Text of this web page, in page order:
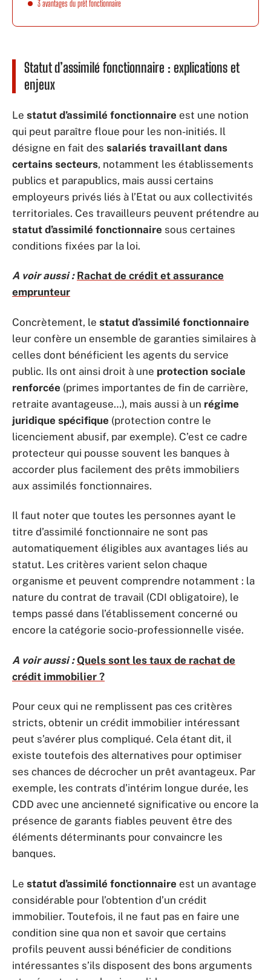
3 avantages du prêt fonctionnaire
Statut d’assimilé fonctionnaire : explications et
enjeux
Le statut d’assimilé fonctionnaire est une notion
qui peut paraître floue pour les non-initiés. Il
désigne en fait des salariés travaillant dans
certains secteurs, notamment les établissements
publics et parapublics, mais aussi certains
employeurs privés liés à l’Etat ou aux collectivités
territoriales. Ces travailleurs peuvent prétendre au
statut d’assimilé fonctionnaire sous certaines
conditions fixées par la loi.
A voir aussi : Rachat de crédit et assurance
emprunteur
Concrètement, le statut d’assimilé fonctionnaire
leur confère un ensemble de garanties similaires à
celles dont bénéficient les agents du service
public. Ils ont ainsi droit à une protection sociale
renforcée (primes importantes de fin de carrière,
retraite avantageuse…), mais aussi à un régime
juridique spécifique (protection contre le
licenciement abusif, par exemple). C’est ce cadre
protecteur qui pousse souvent les banques à
accorder plus facilement des prêts immobiliers
aux assimilés fonctionnaires.
Il faut noter que toutes les personnes ayant le
titre d’assimilé fonctionnaire ne sont pas
automatiquement éligibles aux avantages liés au
statut. Les critères varient selon chaque
organisme et peuvent comprendre notamment : la
nature du contrat de travail (CDI obligatoire), le
temps passé dans l’établissement concerné ou
encore la catégorie socio-professionnelle visée.
A voir aussi : Quels sont les taux de rachat de
crédit immobilier ?
Pour ceux qui ne remplissent pas ces critères
stricts, obtenir un crédit immobilier intéressant
peut s’avérer plus compliqué. Cela étant dit, il
existe toutefois des alternatives pour optimiser
ses chances de décrocher un prêt avantageux. Par
exemple, les contrats d’intérim longue durée, les
CDD avec une ancienneté significative ou encore la
présence de garants fiables peuvent être des
éléments déterminants pour convaincre les
banques.
Le statut d’assimilé fonctionnaire est un avantage
considérable pour l’obtention d’un crédit
immobilier. Toutefois, il ne faut pas en faire une
condition sine qua non et savoir que certains
profils peuvent aussi bénéficier de conditions
intéressantes s’ils disposent des bons arguments